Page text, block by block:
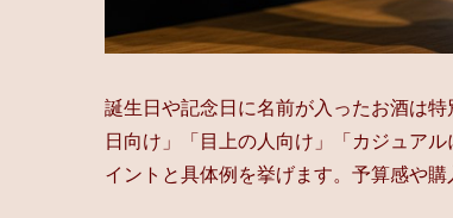
誕生日や記念日に名前が入ったお酒は
日向け」「目上の人向け」「カジュア
イントと具体例を挙げます。予算感や